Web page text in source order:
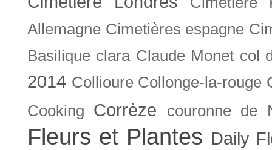
Allemagne Cimetières espagne
Basilique clara Claude Monet col
2014 Collioure Collonge-la-rouge
Cooking
Corrèze couronne de
Fleurs et Plantes Daily